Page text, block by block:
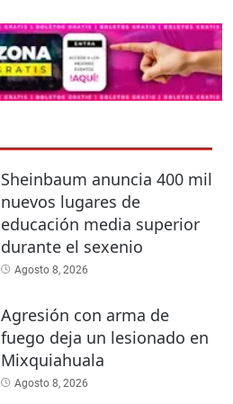
Sheinbaum anuncia 400 mil
nuevos lugares de
educación media superior
durante el sexenio
Agosto 8, 2026
Agresión con arma de
fuego deja un lesionado en
Mixquiahuala
Agosto 8, 2026